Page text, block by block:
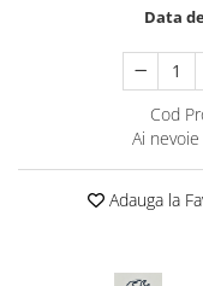
Seminte varza
Seminte Vinete
Seminte zucchini
Set chei combinate
Truse /set scule
Data
Cod
Ai
Adauga la